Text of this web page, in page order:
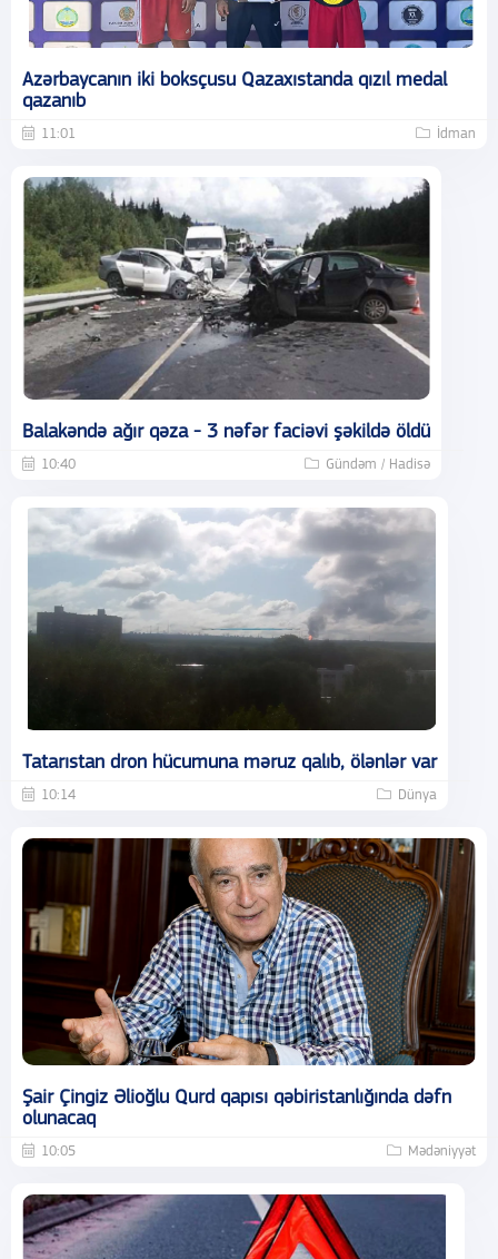
Azərbaycanın iki boksçusu Qazaxıstanda qızıl medal
qazanıb
11:01 İdman
Balakəndə ağır qəza - 3 nəfər faciəvi şəkildə öldü
10:40 Gündəm / Hadisə
Tatarıstan dron hücumuna məruz qalıb, ölənlər var
10:14 Dünya
Şair Çingiz Əlioğlu Qurd qapısı qəbiristanlığında dəfn
olunacaq
10:05 Mədəniyyət